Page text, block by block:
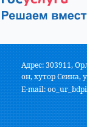
Адрес: 303911,
он, хутор Сеина,
E-mail: